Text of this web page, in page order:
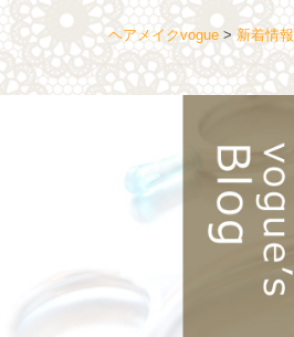
ヘアメイクvogue>新着情報